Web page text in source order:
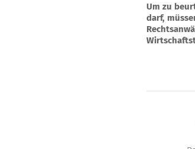
Um zu
darf,